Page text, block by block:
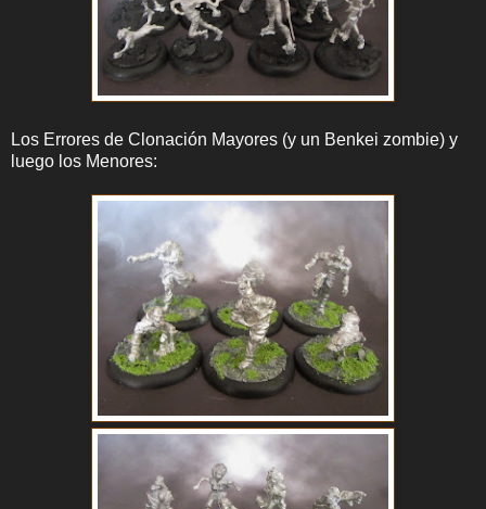
Los Errores de Clonación Mayores (y un Benkei zombie) y
luego los Menores: